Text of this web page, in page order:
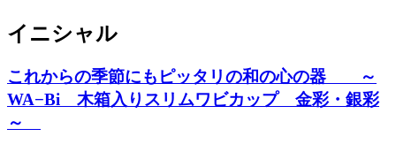
イニシャル
これからの季節にもピッタリの和の心の器 ～
WA−Bi 木箱入りスリムワビカップ 金彩・銀彩
～